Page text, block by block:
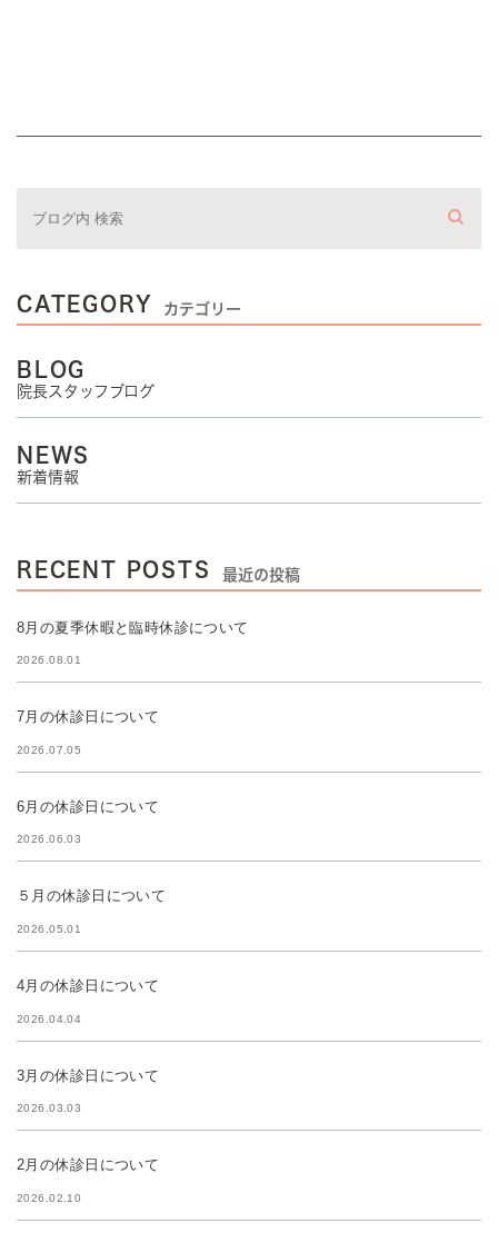
CATEGORY カテゴリー
BLOG
院長スタッフブログ
NEWS
新着情報
RECENT POSTS 最近の投稿
8月の夏季休暇と臨時休診について
2026.08.01
7月の休診日について
2026.07.05
6月の休診日について
2026.06.03
５月の休診日について
2026.05.01
4月の休診日について
2026.04.04
3月の休診日について
2026.03.03
2月の休診日について
2026.02.10